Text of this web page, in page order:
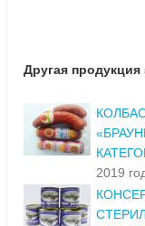
Другая продукция
2019